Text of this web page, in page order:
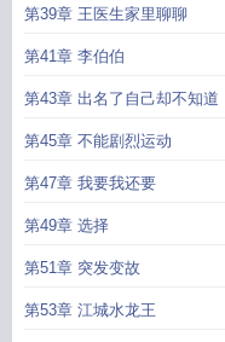
第39章 王医生家里聊聊
第41章 李伯伯
第43章 出名了自己却不知道
第45章 不能剧烈运动
第47章 我要我还要
第49章 选择
第51章 突发变故
第53章 江城水龙王